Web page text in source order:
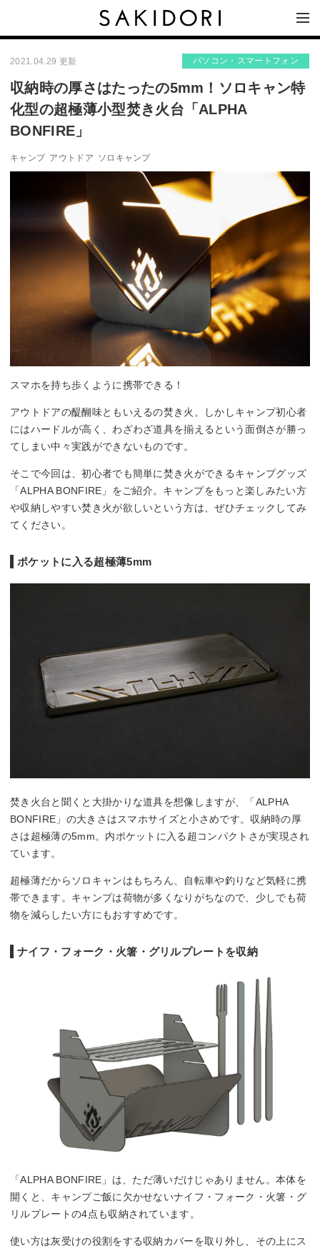
2021.04.29 更新 パソコン・スマートフォン
収納時の厚さはたったの5mm！ソロキャン特
化型の超極薄小型焚き火台「ALPHA
BONFIRE」
キャンプ アウトドア ソロキャンプ
スマホを持ち歩くように携帯できる！
アウトドアの醍醐味ともいえるの焚き火。しかしキャンプ初心者
にはハードルが高く、わざわざ道具を揃えるという面倒さが勝っ
てしまい中々実践ができないものです。
そこで今回は、初心者でも簡単に焚き火ができるキャンプグッズ
「ALPHA BONFIRE」をご紹介。キャンプをもっと楽しみたい方
や収納しやすい焚き火が欲しいという方は、ぜひチェックしてみ
てください。
ポケットに入る超極薄5mm
焚き火台と聞くと大掛かりな道具を想像しますが、「ALPHA
BONFIRE」の大きさはスマホサイズと小さめです。収納時の厚
さは超極薄の5mm。内ポケットに入る超コンパクトさが実現され
ています。
超極薄だからソロキャンはもちろん、自転車や釣りなど気軽に携
帯できます。キャンプは荷物が多くなりがちなので、少しでも荷
物を減らしたい方にもおすすめです。
ナイフ・フォーク・火箸・グリルプレートを収納
「ALPHA BONFIRE」は、ただ薄いだけじゃありません。本体を
開くと、キャンプご飯に欠かせないナイフ・フォーク・火箸・グ
リルプレートの4点も収納されています。
使い方は灰受けの役割をする収納カバーを取り外し、その上にス